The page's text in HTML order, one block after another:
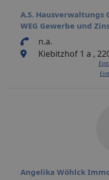
A.S. Hausverwaltungs
WEG Gewerbe und
n.a.
Kiebitzhof 1 a ,
Angelika Wöhlck